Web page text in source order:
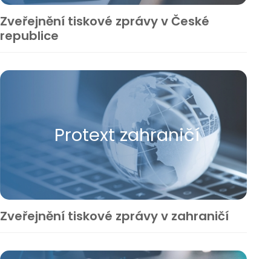
Zveřejnění tiskové zprávy v České
republice
Protext zahraničí
Zveřejnění tiskové zprávy v zahraničí